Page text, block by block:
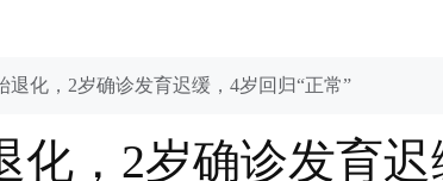
退化，2岁确诊发育迟缓，4岁回归“正常”
化，2岁确诊发育迟